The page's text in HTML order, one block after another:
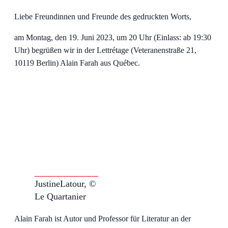
Liebe Freundinnen und Freunde des gedruckten Worts,
am Montag, den 19. Juni 2023, um 20 Uhr (Einlass: ab 19:30
Uhr) begrüßen wir in der Lettrétage (Veteranenstraße 21,
10119 Berlin) Alain Farah aus Québec.
JustineLatour, ©
Le Quartanier
Alain Farah ist Autor und Professor für Literatur an der